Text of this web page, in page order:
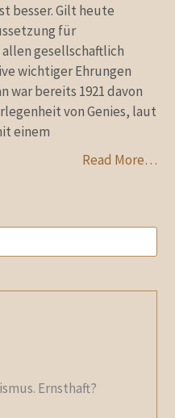
besser. Gilt heute
für
gesellschaftlich
wichtiger Ehrungen
war bereits 1921 davon
von Genies, laut
einem
Read More…
Ernsthaft?